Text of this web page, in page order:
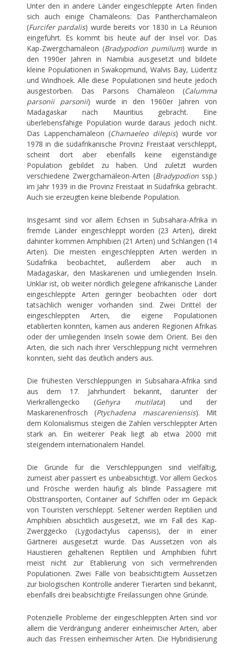
Unter den in andere Länder eingeschleppte Arten finden
sich auch einige Chamäleons: Das Pantherchamäleon
(Furcifer pardalis) wurde bereits vor 1830 in La Réunion
eingeführt. Es kommt bis heute auf der Insel vor. Das
Kap-Zwergchamäleon (Bradypodion pumilum) wurde in
den 1990er Jahren in Namibia ausgesetzt und bildete
kleine Populationen in Swakopmund, Walvis Bay, Lüderitz
und Windhoek. Alle diese Populationen sind heute jedoch
ausgestorben. Das Parsons Chamäleon (Calumma
parsonii parsonii) wurde in den 1960er Jahren von
Madagaskar nach Mauritius gebracht. Eine
überlebensfähige Population wurde daraus jedoch nicht.
Das Lappenchamäleon (Chamaeleo dilepis) wurde vor
1978 in die südafrikanische Provinz Freistaat verschleppt,
scheint dort aber ebenfalls keine eigenständige
Population gebildet zu haben. Und zuletzt wurden
verschiedene Zwergchamäleon-Arten (Bradypodionssp.)
im Jahr 1939 in die Provinz Freistaat in Südafrika gebracht.
Auch sie erzeugten keine bleibende Population.
Insgesamt sind vor allem Echsen in Subsahara-Afrika in
fremde Länder eingeschleppt worden (23 Arten), direkt
dahinter kommen Amphibien (21 Arten) und Schlangen (14
Arten). Die meisten eingeschleppten Arten werden in
Südafrika beobachtet, außerdem aber auch in
Madagaskar, den Maskarenen und umliegenden Inseln.
Unklar ist, ob weiter nördlich gelegene afrikanische Länder
eingeschleppte Arten geringer beobachten oder dort
tatsächlich weniger vorhanden sind. Zwei Drittel der
eingeschleppten Arten, die eigene Populationen
etablierten konnten, kamen aus anderen Regionen Afrikas
oder der umliegenden Inseln sowie dem Orient. Bei den
Arten, die sich nach ihrer Verschleppung nicht vermehren
konnten, sieht das deutlich anders aus.
Die frühesten Verschleppungen in Subsahara-Afrika sind
aus dem 17. Jahrhundert bekannt, darunter der
Vierkrallengecko (Gehyra mutilata) und der
Maskarenenfrosch (Ptychadena mascareniensis). Mit
dem Kolonialismus steigen die Zahlen verschleppter Arten
stark an. Ein weiterer Peak liegt ab etwa 2000 mit
steigendem internationalem Handel.
Die Gründe für die Verschleppungen sind vielfältig,
zumeist aber passiert es unbeabsichtigt. Vor allem Geckos
und Frösche werden häufig als blinde Passagiere mit
Obsttransporten, Container auf Schiffen oder im Gepäck
von Touristen verschleppt. Seltener werden Reptilien und
Amphibien absichtlich ausgesetzt, wie im Fall des Kap-
Zwerggecko (Lygodactylus capensis), der in einer
Gärtnerei ausgesetzt wurde. Das Aussetzen von als
Haustieren gehaltenen Reptilien und Amphibien führt
meist nicht zur Etablierung von sich vermehrenden
Populationen. Zwei Fälle von beabsichtigtem Aussetzen
zur biologischen Kontrolle anderer Tierarten sind bekannt,
ebenfalls drei beabsichtigte Freilassungen ohne Gründe.
Potenzielle Probleme der eingeschleppten Arten sind vor
allem die Verdrängung anderer einheimischer Arten, aber
auch das Fressen einheimischer Arten. Die Hybridisierung